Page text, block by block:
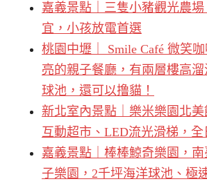
嘉義景點｜三隻小豬觀光農
宜，小孩放電首選
桃園中壢｜ Smile Café 微笑
亮的親子餐廳，有兩層樓高
球池，還可以撸貓！
新北室內景點｜樂米樂園北
互動超市、LED流光滑梯，
嘉義景點｜棒棒鯨奇樂園，
子樂園，2千坪海洋球池、極